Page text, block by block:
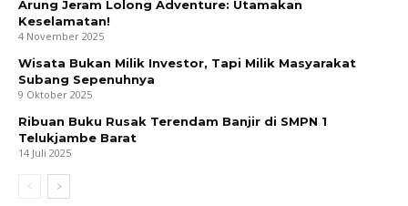
Arung Jeram Lolong Adventure: Utamakan
Keselamatan!
4 November 2025
Wisata Bukan Milik Investor, Tapi Milik Masyarakat
Subang Sepenuhnya
9 Oktober 2025
Ribuan Buku Rusak Terendam Banjir di SMPN 1
Telukjambe Barat
14 Juli 2025